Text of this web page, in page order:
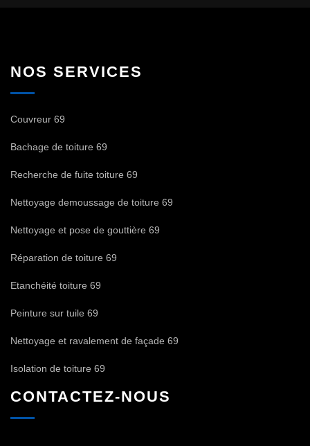
NOS SERVICES
Couvreur 69
Bachage de toiture 69
Recherche de fuite toiture 69
Nettoyage demoussage de toiture 69
Nettoyage et pose de gouttière 69
Réparation de toiture 69
Etanchéité toiture 69
Peinture sur tuile 69
Nettoyage et ravalement de façade 69
Isolation de toiture 69
CONTACTEZ-NOUS